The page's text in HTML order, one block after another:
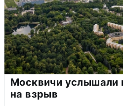
Москвичи услышали
на взрыв